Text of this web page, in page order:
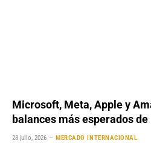
Microsoft, Meta, Apple y
balances más esperados
28 julio, 2026 MERCADO INTERNACIONAL